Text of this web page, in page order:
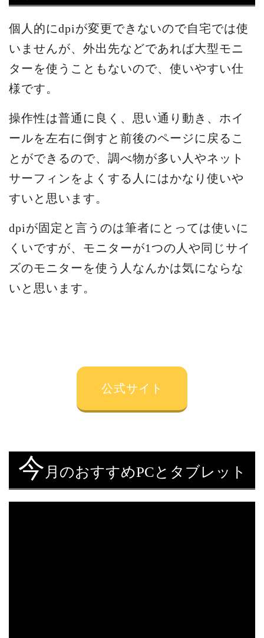
個人的にdpiが変更できないので自宅では使
いませんが、外出先などであれば大型モニ
ターを使うこともないので、使いやすい仕
様です。
操作性は普通に良く、思い通り動き、ホイ
ールを左右に倒すと前後のページに戻るこ
とができるので、調べ物が多い人やネット
サーフィンをよくする人にはかなり使いや
すいと思います。
dpiが固定と言うのは筆者にとっては使いに
くいですが、モニターが1つの人や同じサイ
ズのモニターを使う人なんかは気にならな
いと思います。
公式サイト
今 月のおすすめPCとタブレット